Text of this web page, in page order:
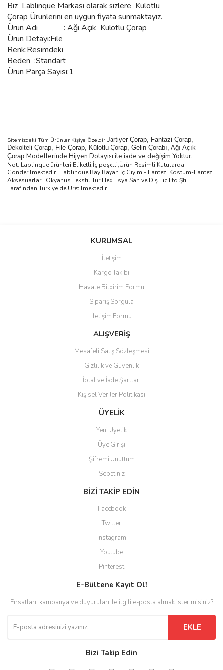
Biz Lablinque Markası olarak sizlere Külotlu
Çorap Ürünlerini en uygun fiyata sunmaktayız.
Ürün Adı : Ağı Açık Külotlu Çorap
Ürün Detayı:File
Renk:Resimdeki
Beden :Standart
Ürün Parça Sayısı:1
Sitemizdeki Tüm Ürünler Kişiye Özeldir Jartiyer Çorap, Fantazi Çorap,
Dekolteli Çorap, File Çorap, Külotlu Çorap, Gelin Çorabı, Ağı Açık
Çorap Modellerinde Hijyen Dolayısı ile iade ve değişim Yoktur,
Not: Lablinque ürünleri Etiketli,İç poşetli,Ürün Resimli Kutularda
Gönderilmektedir Lablinque Bay Bayan İç Giyim - Fantezi Kostüm-Fantezi
Aksesuarları Okyanus Tekstil Tur.Hed.Esya.San ve DışTic.Ltd.Şti
Tarafından Türkiye de Üretilmektedir
Bu ürüne ilk yorumu siz yapın!
Ürün resmi kalitesiz, bozuk veya görüntülenemiyor.
Ürün açıklamasında eksik bilgiler bulunuyor.
Ürün bilgilerinde hatalar bulunuyor.
Ürün fiyatı diğer sitelerden daha pahalı.
Bu ürüne benzer farklı alternatifler olmalı.
Gönder
KURUMSAL
İletişim
Kargo Takibi
Havale Bildirim Formu
Sipariş Sorgula
İletişim Formu
ALIŞVERİŞ
Mesafeli Satış Sözleşmesi
Gizlilik ve Güvenlik
İptal ve İade Şartları
Kişisel Veriler Politikası
ÜYELİK
Yeni Üyelik
Üye Girişi
Şifremi Unuttum
Sepetiniz
BİZİ TAKİP EDİN
Facebook
Twitter
Instagram
Youtube
Pinterest
E-Bültene Kayıt Ol!
Fırsatları, kampanya ve duyuruları ile ilgili e-posta almak ister misiniz?
EKLE
Bizi Takip Edin